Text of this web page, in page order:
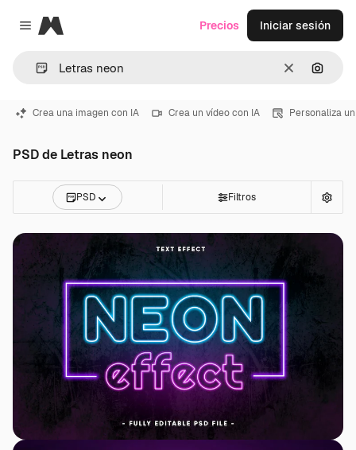
Close menu
Magnific
Borrar
Precios Iniciar sesión
Crea una imagen con IA Crea un vídeo con IA Personaliza
PSD de Letras neon
PSD Filtros